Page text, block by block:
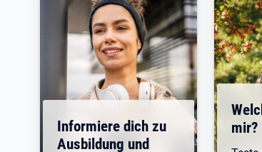
Informiere dich zu
Ausbildung und
mir?